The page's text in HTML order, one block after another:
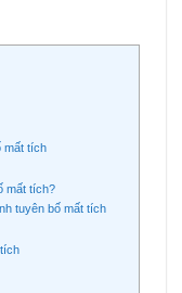
mất tích
mất tích?
tuyên bố mất tích